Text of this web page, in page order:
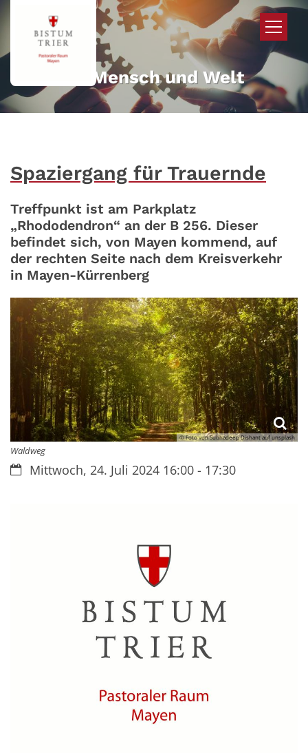
Zum Inhalt springen
Mehr für Mensch und Welt
Spaziergang für Trauernde
Treffpunkt ist am Parkplatz
„Rhododendron“ an der B 256. Dieser
befindet sich, von Mayen kommend, auf
der rechten Seite nach dem Kreisverkehr
in Mayen-Kürrenberg
© Foto von Subhadeep Dishant auf unsplash
Waldweg
Datum:Mittwoch, 24. Juli 2024 16:00 - 17:30